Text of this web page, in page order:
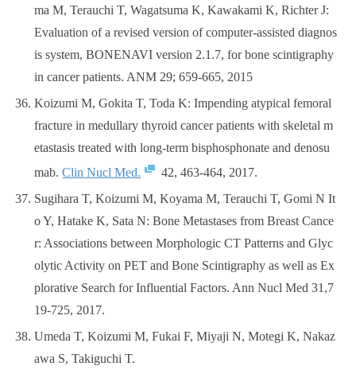
ma M, Terauchi T, Wagatsuma K, Kawakami K, Richter J:
Evaluation of a revised version of computer-assisted diagnos
is system, BONENAVI version 2.1.7, for bone scintigraphy
in cancer patients. ANM 29; 659-665, 2015
Koizumi M, Gokita T, Toda K: Impending atypical femoral
fracture in medullary thyroid cancer patients with skeletal m
etastasis treated with long-term bisphosphonate and denosu
mab.Clin Nucl Med.
42, 463-464, 2017.
Sugihara T, Koizumi M, Koyama M, Terauchi T, Gomi N It
o Y, Hatake K, Sata N: Bone Metastases from Breast Cance
r: Associations between Morphologic CT Patterns and Glyc
olytic Activity on PET and Bone Scintigraphy as well as Ex
plorative Search for Influential Factors. Ann Nucl Med 31,7
19-725, 2017.
Umeda T, Koizumi M, Fukai F, Miyaji N, Motegi K, Nakaz
awa S, Takiguchi T.